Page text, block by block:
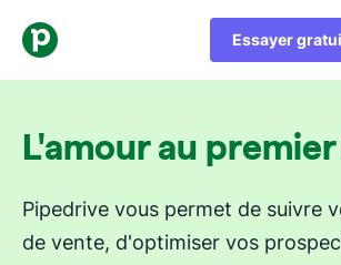
Essayer
L'amour au premier
Pipedrive vous permet de suivre
de vente, d'optimiser vos